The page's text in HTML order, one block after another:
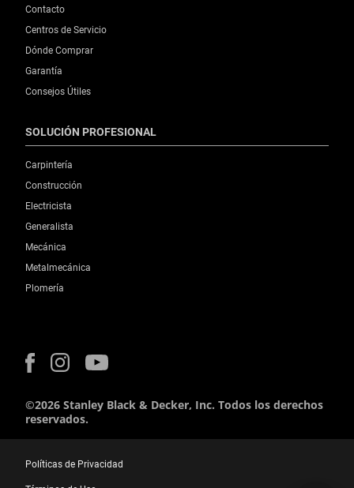
Contacto
Centros de Servicio
Dónde Comprar
Garantía
Consejos Útiles
SOLUCIÓN PROFESIONAL
Carpintería
Construcción
Electricista
Generalista
Mecánica
Metalmecánica
Plomería
©2026 Stanley Black & Decker, Inc. Todos los derechos
reservados.
Políticas de Privacidad